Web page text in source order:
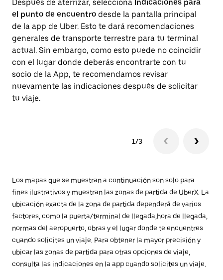
Después de aterrizar, selecciona Indicaciones para
el punto de encuentro desde la pantalla principal
de la app de Uber. Esto te dará recomendaciones
generales de transporte terrestre para tu terminal
actual. Sin embargo, como esto puede no coincidir
con el lugar donde deberás encontrarte con tu
socio de la App, te recomendamos revisar
nuevamente las indicaciones después de solicitar
tu viaje.
1/3
Los mapas que se muestran a continuación son solo para
fines ilustrativos y muestran las zonas de partida de UberX. La
ubicación exacta de la zona de partida dependerá de varios
factores, como la puerta/terminal de llegada,hora de llegada,
normas del aeropuerto, obras y el lugar donde te encuentres
cuando solicites un viaje. Para obtener la mayor precisión y
ubicar las zonas de partida para otras opciones de viaje,
consulta las indicaciones en la app cuando solicites un viaje.